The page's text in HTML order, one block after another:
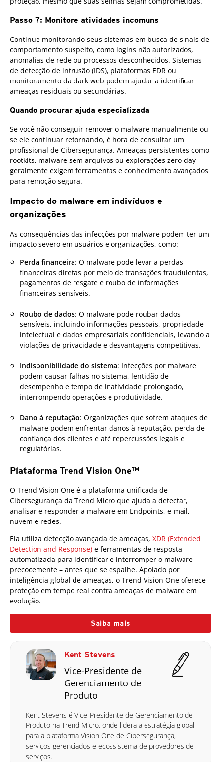
Passo 7: Monitore atividades incomuns
Continue monitorando seus sistemas em busca de sinais de
comportamento suspeito, como logins não autorizados,
anomalias de rede ou processos desconhecidos. Sistemas
de detecção de intrusão (IDS), plataformas EDR ou
monitoramento da dark web podem ajudar a identificar
ameaças residuais ou secundárias.
Quando procurar ajuda especializada
Se você não conseguir remover o malware manualmente ou
se ele continuar retornando, é hora de consultar um
profissional de Cibersegurança. Ameaças persistentes como
rootkits, malware sem arquivos ou explorações zero-day
geralmente exigem ferramentas e conhecimento avançados
para remoção segura.
Impacto do malware em indivíduos e
organizações
As consequências das infecções por malware podem ter um
impacto severo em usuários e organizações, como:
Perda financeira: O malware pode levar a perdas
financeiras diretas por meio de transações fraudulentas,
pagamentos de resgate e roubo de informações
financeiras sensíveis.
Roubo de dados: O malware pode roubar dados
sensíveis, incluindo informações pessoais, propriedade
intelectual e dados empresariais confidenciais, levando a
violações de privacidade e desvantagens competitivas.
Indisponibilidade do sistema: Infecções por malware
podem causar falhas no sistema, lentidão de
desempenho e tempo de inatividade prolongado,
interrompendo operações e produtividade.
Dano à reputação: Organizações que sofrem ataques de
malware podem enfrentar danos à reputação, perda de
confiança dos clientes e até repercussões legais e
regulatórias.
Plataforma Trend Vision One™
O Trend Vision One é a plataforma unificada de
Cibersegurança da Trend Micro que ajuda a detectar,
analisar e responder a malware em Endpoints, e-mail,
nuvem e redes.
Ela utiliza detecção avançada de ameaças, XDR (Extended
Detection and Response) e ferramentas de resposta
automatizada para identificar e interromper o malware
precocemente – antes que se espalhe. Apoiado por
inteligência global de ameaças, o Trend Vision One oferece
proteção em tempo real contra ameaças de malware em
evolução.
Saiba mais
Kent Stevens
Vice-Presidente de
Gerenciamento de
Produto
Kent Stevens é Vice-Presidente de Gerenciamento de
Produto na Trend Micro, onde lidera a estratégia global
para a plataforma Vision One de Cibersegurança,
serviços gerenciados e ecossistema de provedores de
serviços.